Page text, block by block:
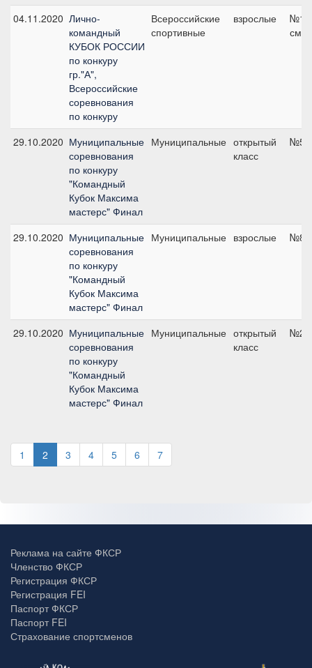
04.11.2020 Лично-
командный
КУБОК РОССИИ
по конкуру
гр."А",
Всероссийские
соревнования
по конкуру
Всероссийские
спортивные
взрослые
см
29.10.2020 Муниципальные
соревнования
по конкуру
"Командный
Кубок Максима
мастерс" Финал
Муниципальные открытый
класс
№5,
29.10.2020 Муниципальные
соревнования
по конкуру
"Командный
Кубок Максима
мастерс" Финал
Муниципальные взрослые №8,
29.10.2020 Муниципальные
соревнования
по конкуру
"Командный
Кубок Максима
мастерс" Финал
Муниципальные открытый
класс
№2,
1 2 3 4 5 6 7
Реклама на сайте ФКСР
Членство ФКСР
Регистрация ФКСР
Регистрация FEI
Паспорт ФКСР
Паспорт FEI
Страхование спортсменов